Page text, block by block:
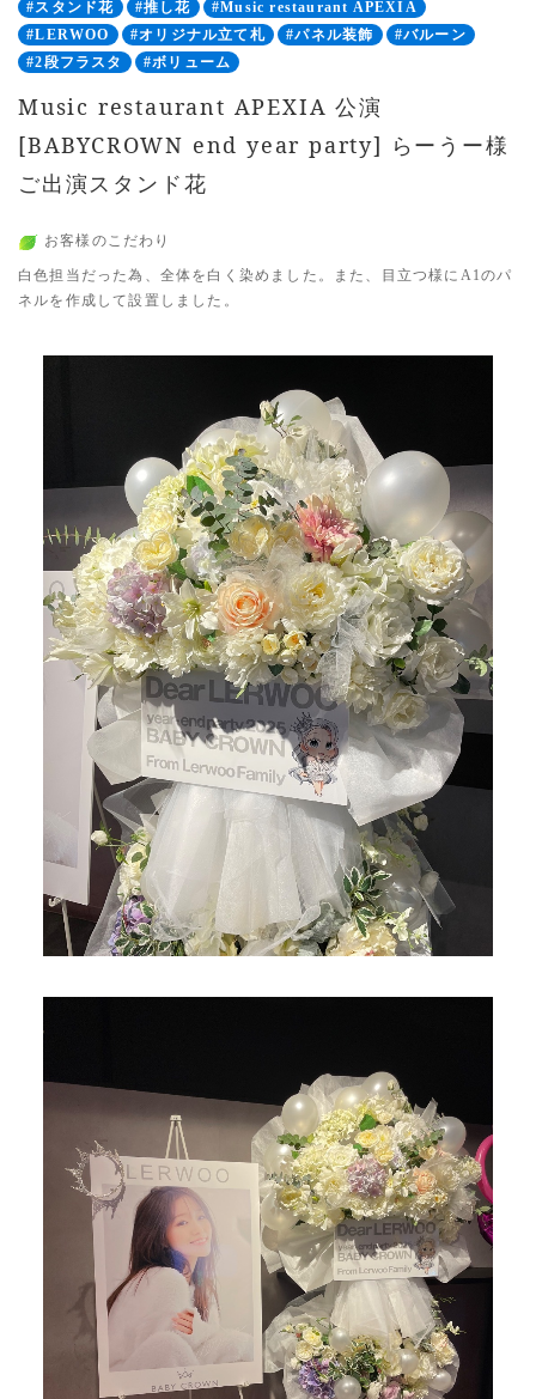
#スタンド花
#推し花
#Music restaurant APEXIA
#LERWOO
#オリジナル立て札 #パネル装飾
#バルーン
#2段フラスタ
#ボリューム
Music restaurant APEXIA 公演
[BABYCROWN end year party] らーうー様
ご出演スタンド花
お客様のこだわり
白色担当だった為、全体を白く染めました。また、目立つ様にA1のパ
ネルを作成して設置しました。